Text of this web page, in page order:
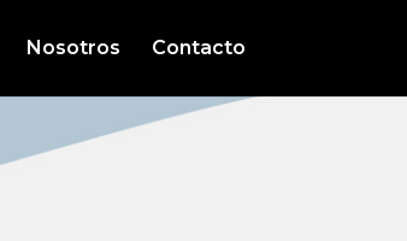
Nosotros Contacto